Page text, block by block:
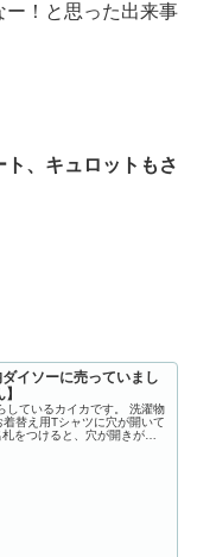
ー！と思った出来事
、キュロットもさ
イソーに売っていまし
替え用Tシャツに穴が開いて